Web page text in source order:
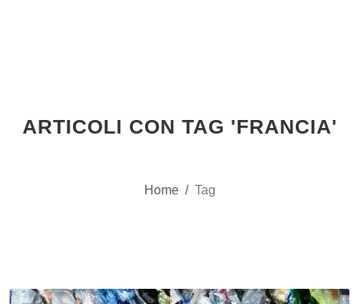
ARTICOLI CON TAG 'FRANCIA'
Home / Tag